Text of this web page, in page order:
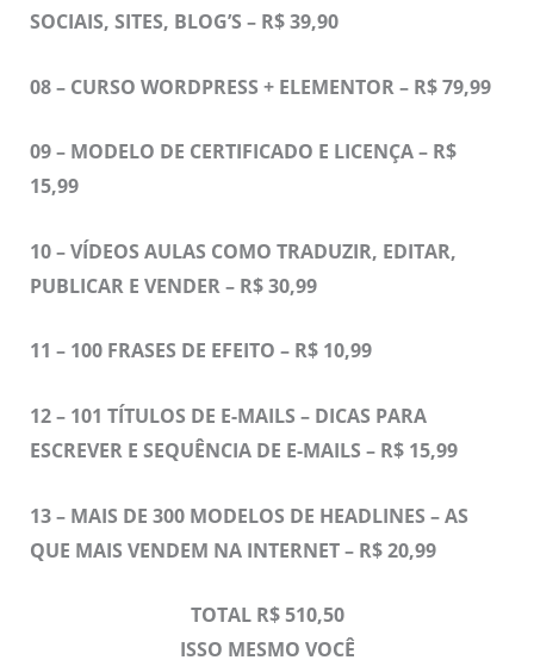
SOCIAIS, SITES, BLOG’S – R$ 39,90
08 – CURSO WORDPRESS + ELEMENTOR – R$ 79,99
09 – MODELO DE CERTIFICADO E LICENÇA – R$
15,99
10 – VÍDEOS AULAS COMO TRADUZIR, EDITAR,
PUBLICAR E VENDER – R$ 30,99
11 – 100 FRASES DE EFEITO – R$ 10,99
12 – 101 TÍTULOS DE E-MAILS – DICAS PARA
ESCREVER E SEQUÊNCIA DE E-MAILS – R$ 15,99
13 – MAIS DE 300 MODELOS DE HEADLINES – AS
QUE MAIS VENDEM NA INTERNET – R$ 20,99
TOTAL R$ 510,50
ISSO MESMO VOCÊ